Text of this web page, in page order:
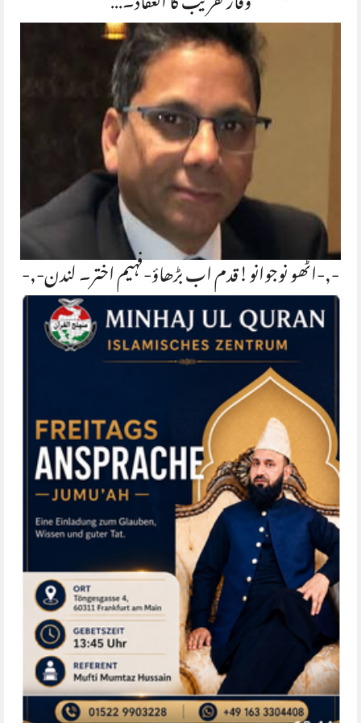
-,-اٹھو نوجوانو!قدم اب بڑھاؤ-فہیم اختر۔ لندن-,-